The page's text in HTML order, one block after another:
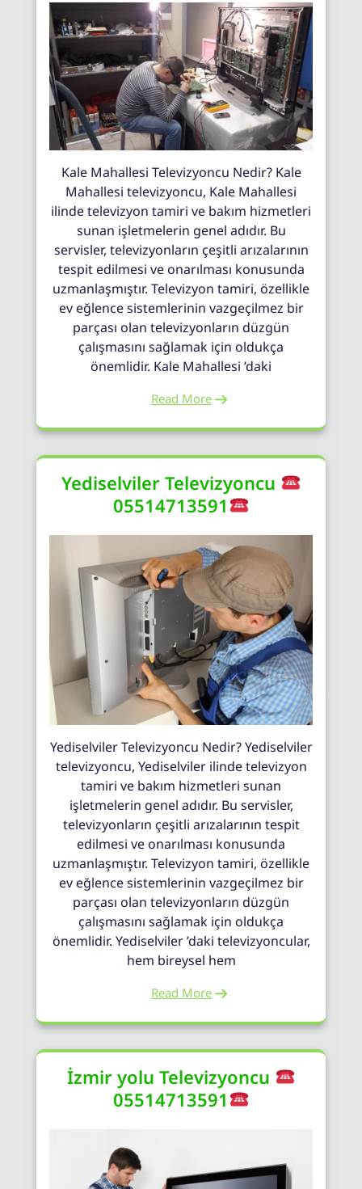
Kale Mahallesi Televizyoncu Nedir? Kale
Mahallesi televizyoncu, Kale Mahallesi
ilinde televizyon tamiri ve bakım hizmetleri
sunan işletmelerin genel adıdır. Bu
servisler, televizyonların çeşitli arızalarının
tespit edilmesi ve onarılması konusunda
uzmanlaşmıştır. Televizyon tamiri, özellikle
ev eğlence sistemlerinin vazgeçilmez bir
parçası olan televizyonların düzgün
çalışmasını sağlamak için oldukça
önemlidir. Kale Mahallesi ’daki
Read More
Yediselviler Televizyoncu
05514713591
Yediselviler Televizyoncu Nedir? Yediselviler
televizyoncu, Yediselviler ilinde televizyon
tamiri ve bakım hizmetleri sunan
işletmelerin genel adıdır. Bu servisler,
televizyonların çeşitli arızalarının tespit
edilmesi ve onarılması konusunda
uzmanlaşmıştır. Televizyon tamiri, özellikle
ev eğlence sistemlerinin vazgeçilmez bir
parçası olan televizyonların düzgün
çalışmasını sağlamak için oldukça
önemlidir. Yediselviler ’daki televizyoncular,
hem bireysel hem
Read More
İzmir yolu Televizyoncu
05514713591